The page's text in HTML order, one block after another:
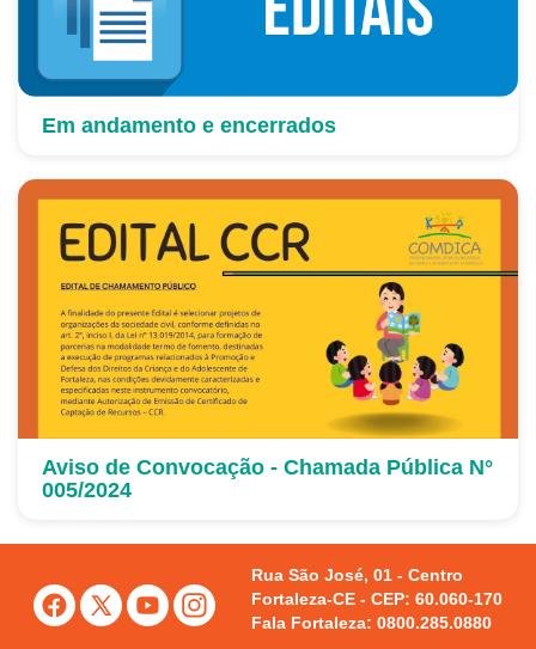
Em andamento e encerrados
Aviso de Convocação - Chamada Pública N°
005/2024
Rua São José, 01 - Centro
Fortaleza-CE - CEP: 60.060-170
Fala Fortaleza: 0800.285.0880